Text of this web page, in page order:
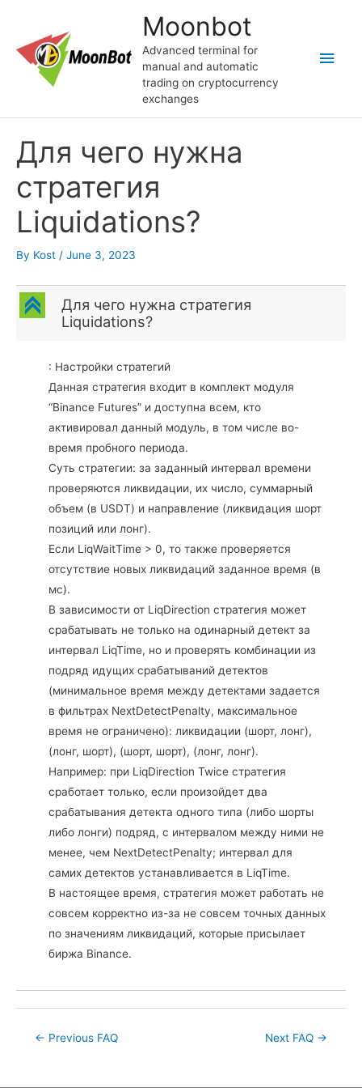
content
Moonbot
Advanced terminal for
manual and automatic
trading on cryptocurrency
exchanges
Main
Для чего нужна
стратегия
Liquidations?
By Kost / June 3, 2023
C
Для чего нужна стратегия
Liquidations?
: Настройки стратегий
Данная стратегия входит в комплект модуля
“Binance Futures” и доступна всем, кто
активировал данный модуль, в том числе во-
время пробного периода.
Суть стратегии: за заданный интервал времени
проверяются ликвидации, их число, суммарный
объем (в USDT) и направление (ликвидация шорт
позиций или лонг).
Если LiqWaitTime > 0, то также проверяется
отсутствие новых ликвидаций заданное время (в
мс).
В зависимости от LiqDirection стратегия может
срабатывать не только на одинарный детект за
интервал LiqTime, но и проверять комбинации из
подряд идущих срабатываний детектов
(минимальное время между детектами задается
в фильтрах NextDetectPenalty, максимальное
время не ограничено): ликвидации (шорт, лонг),
(лонг, шорт), (шорт, шорт), (лонг, лонг).
Например: при LiqDirection Twice стратегия
сработает только, если произойдет два
срабатывания детекта одного типа (либо шорты
либо лонги) подряд, с интервалом между ними не
менее, чем NextDetectPenalty; интервал для
самих детектов устанавливается в LiqTime.
В настоящее время, стратегия может работать не
совсем корректно из-за не совсем точных данных
по значениям ликвидаций, которые присылает
биржа Binance.
Post← Previous FAQ Next FAQ →